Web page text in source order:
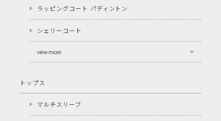
ラッピングコート パディントン
シェリーコート
view more
トップス
マルチスリーブ